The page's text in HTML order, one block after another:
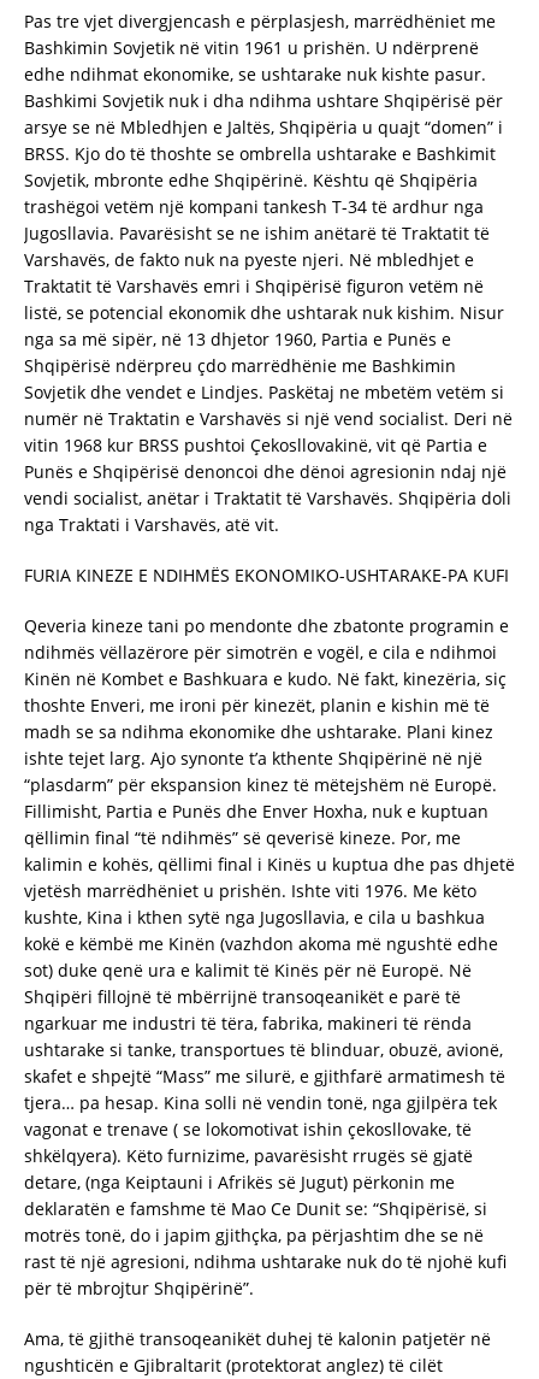
Pas tre vjet divergjencash e përplasjesh, marrëdhëniet me
Bashkimin Sovjetik në vitin 1961 u prishën. U ndërprenë
edhe ndihmat ekonomike, se ushtarake nuk kishte pasur.
Bashkimi Sovjetik nuk i dha ndihma ushtare Shqipërisë për
arsye se në Mbledhjen e Jaltës, Shqipëria u quajt “domen” i
BRSS. Kjo do të thoshte se ombrella ushtarake e Bashkimit
Sovjetik, mbronte edhe Shqipërinë. Kështu që Shqipëria
trashëgoi vetëm një kompani tankesh T-34 të ardhur nga
Jugosllavia. Pavarësisht se ne ishim anëtarë të Traktatit të
Varshavës, de fakto nuk na pyeste njeri. Në mbledhjet e
Traktatit të Varshavës emri i Shqipërisë figuron vetëm në
listë, se potencial ekonomik dhe ushtarak nuk kishim. Nisur
nga sa më sipër, në 13 dhjetor 1960, Partia e Punës e
Shqipërisë ndërpreu çdo marrëdhënie me Bashkimin
Sovjetik dhe vendet e Lindjes. Paskëtaj ne mbetëm vetëm si
numër në Traktatin e Varshavës si një vend socialist. Deri në
vitin 1968 kur BRSS pushtoi Çekosllovakinë, vit që Partia e
Punës e Shqipërisë denoncoi dhe dënoi agresionin ndaj një
vendi socialist, anëtar i Traktatit të Varshavës. Shqipëria doli
nga Traktati i Varshavës, atë vit.
FURIA KINEZE E NDIHMËS EKONOMIKO-USHTARAKE-PA KUFI
Qeveria kineze tani po mendonte dhe zbatonte programin e
ndihmës vëllazërore për simotrën e vogël, e cila e ndihmoi
Kinën në Kombet e Bashkuara e kudo. Në fakt, kinezëria, siç
thoshte Enveri, me ironi për kinezët, planin e kishin më të
madh se sa ndihma ekonomike dhe ushtarake. Plani kinez
ishte tejet larg. Ajo synonte t’a kthente Shqipërinë në një
“plasdarm” për ekspansion kinez të mëtejshëm në Europë.
Fillimisht, Partia e Punës dhe Enver Hoxha, nuk e kuptuan
qëllimin final “të ndihmës” së qeverisë kineze. Por, me
kalimin e kohës, qëllimi final i Kinës u kuptua dhe pas dhjetë
vjetësh marrëdhëniet u prishën. Ishte viti 1976. Me këto
kushte, Kina i kthen sytë nga Jugosllavia, e cila u bashkua
kokë e këmbë me Kinën (vazhdon akoma më ngushtë edhe
sot) duke qenë ura e kalimit të Kinës për në Europë. Në
Shqipëri fillojnë të mbërrijnë transoqeanikët e parë të
ngarkuar me industri të tëra, fabrika, makineri të rënda
ushtarake si tanke, transportues të blinduar, obuzë, avionë,
skafet e shpejtë “Mass” me silurë, e gjithfarë armatimesh të
tjera… pa hesap. Kina solli në vendin tonë, nga gjilpëra tek
vagonat e trenave ( se lokomotivat ishin çekosllovake, të
shkëlqyera). Këto furnizime, pavarësisht rrugës së gjatë
detare, (nga Keiptauni i Afrikës së Jugut) përkonin me
deklaratën e famshme të Mao Ce Dunit se: “Shqipërisë, si
motrës tonë, do i japim gjithçka, pa përjashtim dhe se në
rast të një agresioni, ndihma ushtarake nuk do të njohë kufi
për të mbrojtur Shqipërinë”.
Ama, të gjithë transoqeanikët duhej të kalonin patjetër në
ngushticën e Gjibraltarit (protektorat anglez) të cilët